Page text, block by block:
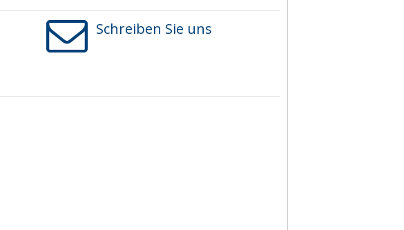
Schreiben Sie uns